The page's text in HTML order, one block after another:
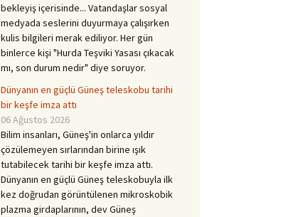
bekleyiş içerisinde... Vatandaşlar sosyal
medyada seslerini duyurmaya çalışırken
kulis bilgileri merak ediliyor. Her gün
binlerce kişi "Hurda Teşviki Yasası çıkacak
mı, son durum nedir" diye soruyor.
Dünyanın en güçlü Güneş teleskobu tarihi
bir keşfe imza attı
06 Ağustos 2026
Bilim insanları, Güneş'in onlarca yıldır
çözülemeyen sırlarından birine ışık
tutabilecek tarihi bir keşfe imza attı.
Dünyanın en güçlü Güneş teleskobuyla ilk
kez doğrudan görüntülenen mikroskobik
plazma girdaplarının, dev Güneş